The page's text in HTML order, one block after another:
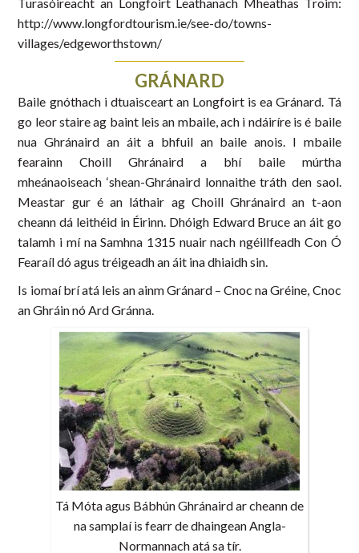
http://www.longfordtourism.ie/see-do/towns-
villages/edgeworthstown/
GRÁNARD
Baile gnóthach i dtuaisceart an Longfoirt is ea Gránard. Tá
go leor staire ag baint leis an mbaile, ach i ndáiríre is é baile
nua Ghránaird an áit a bhfuil an baile anois. I mbaile
fearainn Choill Ghránaird a bhí baile múrtha
mheánaoiseach ‘shean-Ghránaird lonnaithe tráth den saol.
Meastar gur é an láthair ag Choill Ghránaird an t-aon
cheann dá leithéid in Éirinn. Dhóigh Edward Bruce an áit go
talamh i mí na Samhna 1315 nuair nach ngéillfeadh Con Ó
Fearaíl dó agus tréigeadh an áit ina dhiaidh sin.
Is iomaí brí atá leis an ainm Gránard – Cnoc na Gréine, Cnoc
an Ghráin nó Ard Gránna.
Tá Móta agus Bábhún Ghránaird ar cheann de
na samplaí is fearr de dhaingean Angla-
Normannach atá sa tír.